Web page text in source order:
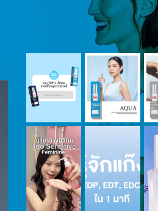
OUR INSTAGRAM